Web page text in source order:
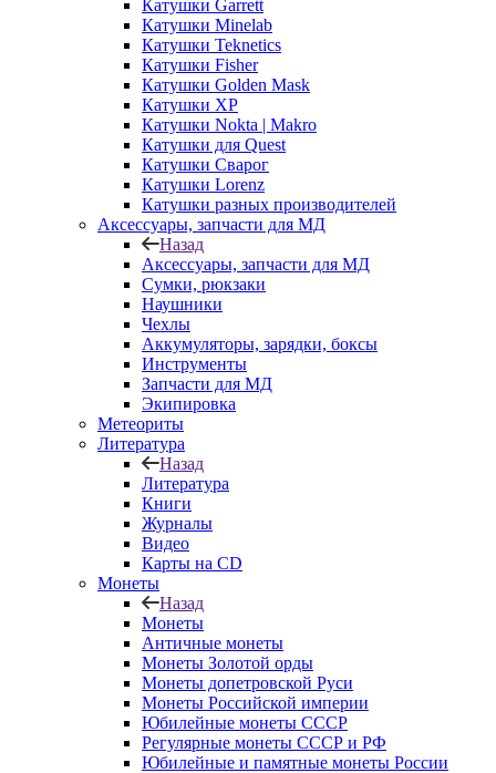
Катушки Garrett
Катушки Minelab
Катушки Teknetics
Катушки Fisher
Катушки Golden Mask
Катушки XP
Катушки Nokta | Makro
Катушки для Quest
Катушки Сварог
Катушки Lorenz
Катушки разных производителей
Аксессуары, запчасти для МД
Назад
Аксессуары, запчасти для МД
Сумки, рюкзаки
Наушники
Чехлы
Аккумуляторы, зарядки, боксы
Инструменты
Запчасти для МД
Экипировка
Метеориты
Литература
Назад
Литература
Книги
Журналы
Видео
Карты на CD
Монеты
Назад
Монеты
Античные монеты
Монеты Золотой орды
Монеты допетровской Руси
Монеты Российской империи
Юбилейные монеты СССР
Регулярные монеты СССР и РФ
Юбилейные и памятные монеты России